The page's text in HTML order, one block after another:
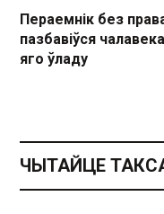
Пераемнік без
пазбавіўся
яго ўладу
ЧЫТАЙЦЕ